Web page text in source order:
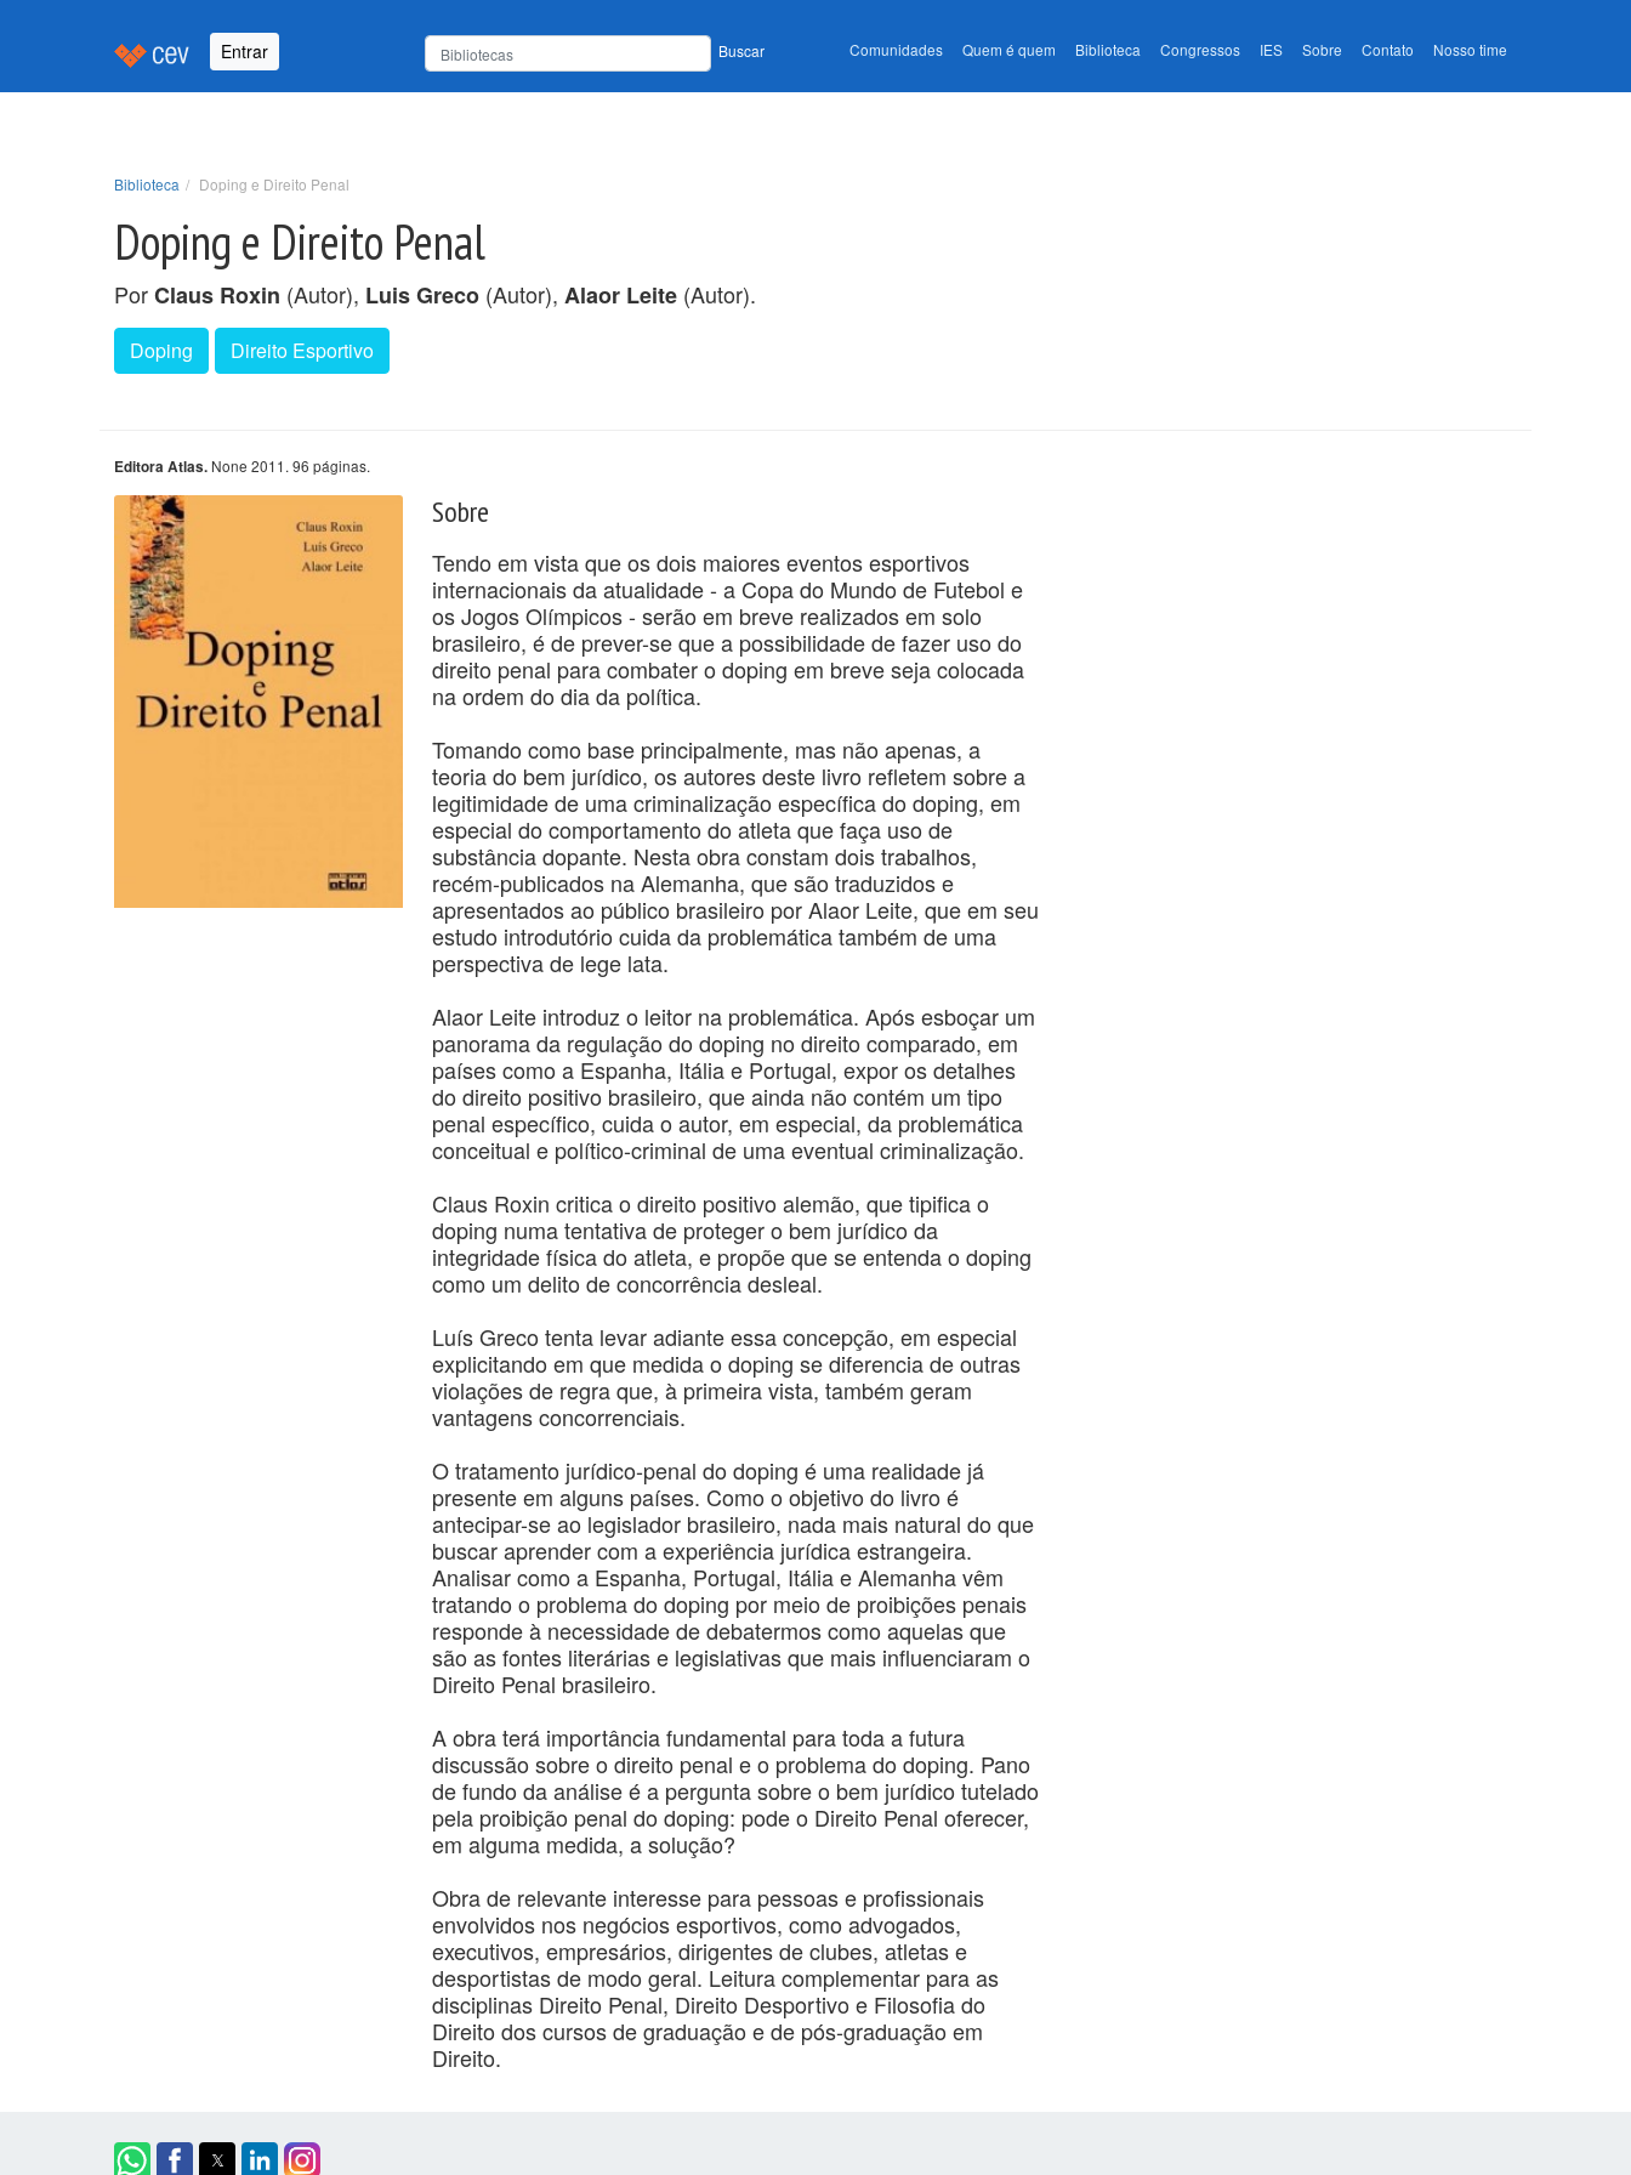
Entrar Buscar Comunidades Quem é quem Biblioteca Congressos IES Sobre Contato Nosso time
Biblioteca Doping e Direito Penal
Doping e Direito Penal
PorClaus Roxin (Autor), Luis Greco (Autor), Alaor Leite (Autor).
Doping Direito Esportivo
Editora Atlas. None 2011. 96 páginas.
Sobre
Tendo em vista que os dois maiores eventos esportivos
internacionais da atualidade - a Copa do Mundo de Futebol e
os Jogos Olímpicos - serão em breve realizados em solo
brasileiro, é de prever-se que a possibilidade de fazer uso do
direito penal para combater o doping em breve seja colocada
na ordem do dia da política.
Tomando como base principalmente, mas não apenas, a
teoria do bem jurídico, os autores deste livro refletem sobre a
legitimidade de uma criminalização específica do doping, em
especial do comportamento do atleta que faça uso de
substância dopante. Nesta obra constam dois trabalhos,
recém-publicados na Alemanha, que são traduzidos e
apresentados ao público brasileiro por Alaor Leite, que em seu
estudo introdutório cuida da problemática também de uma
perspectiva de lege lata.
Alaor Leite introduz o leitor na problemática. Após esboçar um
panorama da regulação do doping no direito comparado, em
países como a Espanha, Itália e Portugal, expor os detalhes
do direito positivo brasileiro, que ainda não contém um tipo
penal específico, cuida o autor, em especial, da problemática
conceitual e político-criminal de uma eventual criminalização.
Claus Roxin critica o direito positivo alemão, que tipifica o
doping numa tentativa de proteger o bem jurídico da
integridade física do atleta, e propõe que se entenda o doping
como um delito de concorrência desleal.
Luís Greco tenta levar adiante essa concepção, em especial
explicitando em que medida o doping se diferencia de outras
violações de regra que, à primeira vista, também geram
vantagens concorrenciais.
O tratamento jurídico-penal do doping é uma realidade já
presente em alguns países. Como o objetivo do livro é
antecipar-se ao legislador brasileiro, nada mais natural do que
buscar aprender com a experiência jurídica estrangeira.
Analisar como a Espanha, Portugal, Itália e Alemanha vêm
tratando o problema do doping por meio de proibições penais
responde à necessidade de debatermos como aquelas que
são as fontes literárias e legislativas que mais influenciaram o
Direito Penal brasileiro.
A obra terá importância fundamental para toda a futura
discussão sobre o direito penal e o problema do doping. Pano
de fundo da análise é a pergunta sobre o bem jurídico tutelado
pela proibição penal do doping: pode o Direito Penal oferecer,
em alguma medida, a solução?
Obra de relevante interesse para pessoas e profissionais
envolvidos nos negócios esportivos, como advogados,
executivos, empresários, dirigentes de clubes, atletas e
desportistas de modo geral. Leitura complementar para as
disciplinas Direito Penal, Direito Desportivo e Filosofia do
Direito dos cursos de graduação e de pós-graduação em
Direito.